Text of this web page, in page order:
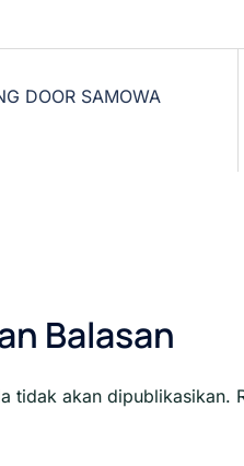
DOOR SAMOWA
Balasan
tidak akan dipublikasikan.